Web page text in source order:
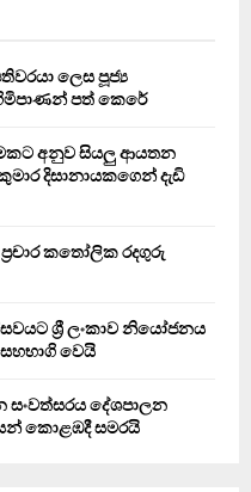
H
ලෙස පූජ්‍ය
පත් කෙරේ
අනුව සියලු ආයතන
දිසානායකගෙන් දැඩි
කතෝලික රදගුරු
ශ්‍රී ලංකාව නියෝජනය
වෙයි
දේශපාලන
කොළඹදී සමරයි